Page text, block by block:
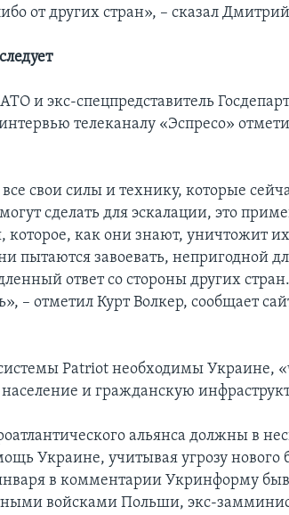
от других стран», – сказал
и экс-спецпредставитель
телеканалу «Эспресо»
свои силы и технику, которые
сделать для эскалации, это
которое, как они знают, уничтожит
пытаются завоевать, непригодной
ответ со стороны других
– отметил Курт Волкер, сообщает
Patriot необходимы Украине,
и гражданскую
альянса должны в
Украине, учитывая угрозу нового
в комментарии Укринформу
войсками Польши, экс-